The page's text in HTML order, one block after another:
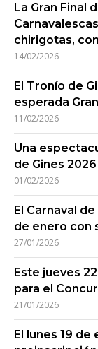
La Gran Final
chirigotas,
14/02/2026
El Tronío de
esperada
11/02/2026
Una
de Gines
01/02/2026
El Carnaval
de enero con
27/01/2026
Este jueves
para el
21/01/2026
El lunes 19